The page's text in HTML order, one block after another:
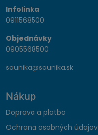
Infolinka
0911568500
Objednávky
0905568500
saunika@saunika.sk
Nákup
Doprava a platba
Ochrana osobných údajov